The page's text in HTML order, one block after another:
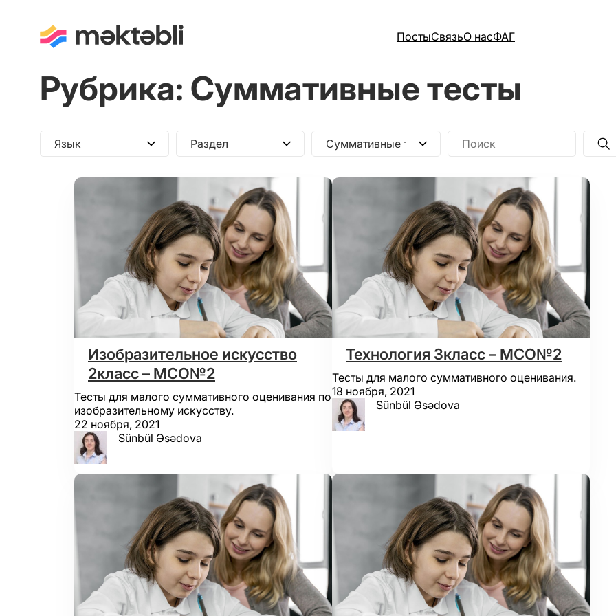
ПостыСвязьО насФАГ
Рубрика: Суммативные тесты
Изобразительное искусство
2класс – МСО№2
Тесты для малого суммативного оценивания по
изобразительному искусству.
22 ноября, 2021
Sünbül Əsədova
Технология 3класс – МСО№2
Тесты для малого суммативного оценивания.
18 ноября, 2021
Sünbül Əsədova